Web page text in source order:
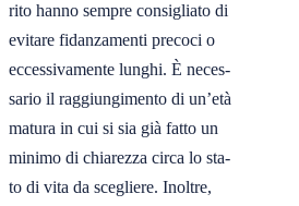
rito hanno sempre consigliato di
evitare fidanzamenti precoci o
eccessivamente lunghi. È neces-
sario il raggiungimento di un’età
matura in cui si sia già fatto un
minimo di chiarezza circa lo sta-
to di vita da scegliere. Inoltre,